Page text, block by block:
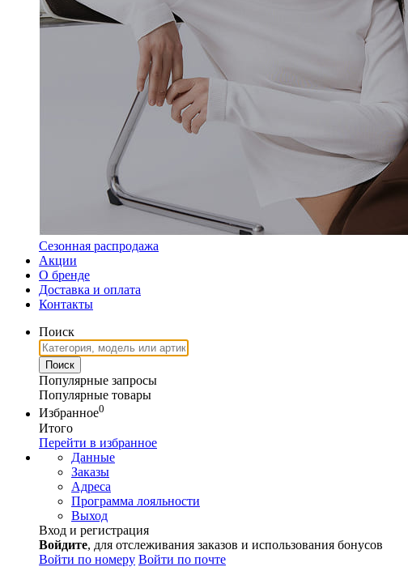
Сезонная распродажа
Акции
О бренде
Доставка и оплата
Контакты
Поиск
Популярные запросы
Популярные товары
Избранное0
Итого
Перейти в избранное
Данные
Заказы
Адреса
Программа лояльности
Выход
Вход и регистрация
Войдите, для отслеживания заказов и использования бонусов
Войти по номеру Войти по почте